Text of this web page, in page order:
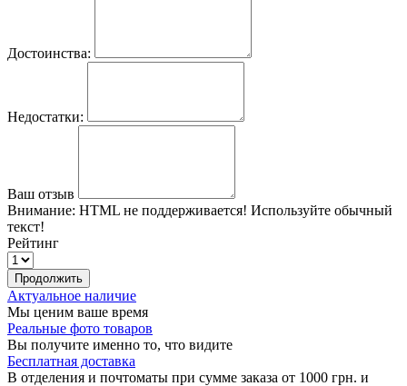
Достоинства:
Недостатки:
Ваш отзыв
Внимание: HTML не поддерживается! Используйте обычный
текст!
Рейтинг
Продолжить
Актуальное наличие
Мы ценим ваше время
Реальные фото товаров
Вы получите именно то, что видите
Бесплатная доставка
В отделения и почтоматы при сумме заказа от 1000 грн. и